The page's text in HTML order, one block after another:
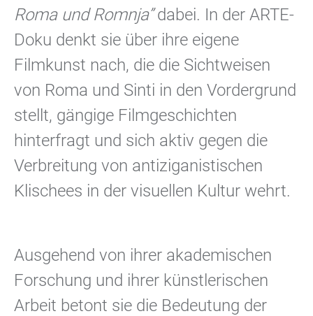
Roma und Romnja”dabei. In der ARTE-
Doku denkt sie über ihre eigene
Filmkunst nach, die die Sichtweisen
von Roma und Sinti in den Vordergrund
stellt, gängige Filmgeschichten
hinterfragt und sich aktiv gegen die
Verbreitung von antiziganistischen
Klischees in der visuellen Kultur wehrt.
Ausgehend von ihrer akademischen
Forschung und ihrer künstlerischen
Arbeit betont sie die Bedeutung der